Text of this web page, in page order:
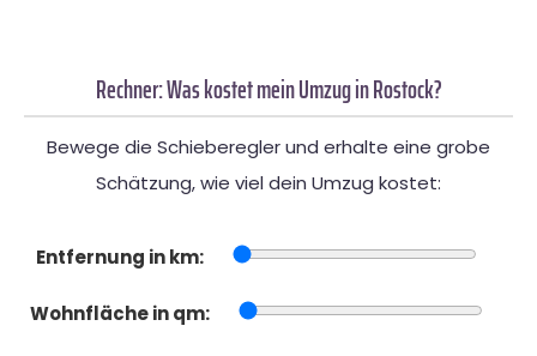
Rechner: Was kostet mein Umzug in Rostock?
Bewege die Schieberegler und erhalte eine grobe
Schätzung, wie viel dein Umzug kostet:
Entfernung in km:
Wohnfläche in qm: